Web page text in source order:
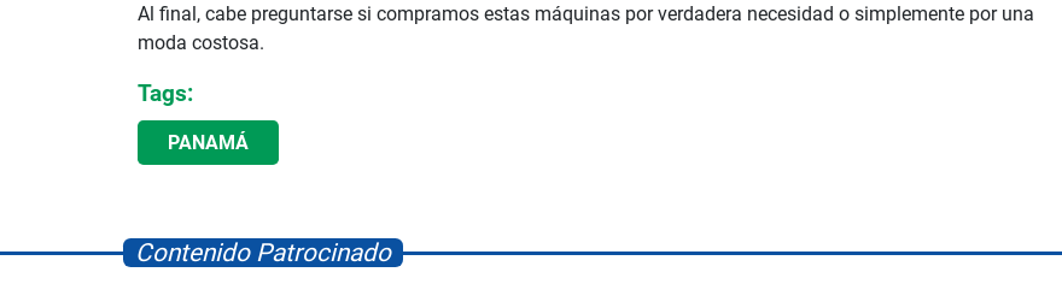
Al final, cabe preguntarse si compramos estas máquinas por verdadera necesidad o simplemente por una
moda costosa.
Tags:
PANAMÁ
Contenido Patrocinado